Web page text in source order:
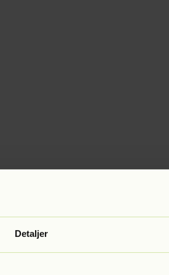
Detaljer